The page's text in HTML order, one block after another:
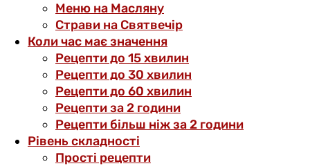
Меню на Масляну
Страви на Святвечір
Коли час має значення
Рецепти до 15 хвилин
Рецепти до 30 хвилин
Рецепти до 60 хвилин
Рецепти за 2 години
Рецепти більш ніж за 2 години
Рівень складності
Прості рецепти